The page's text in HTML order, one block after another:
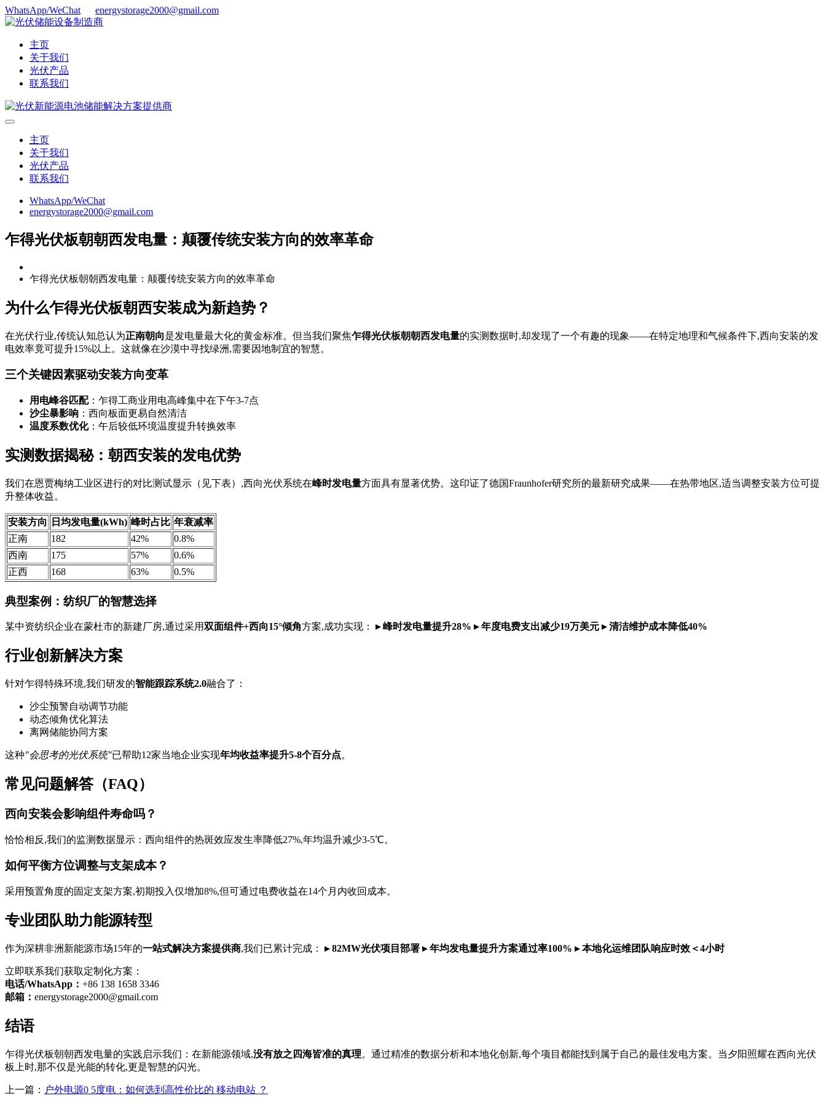
WhatsApp/WeChat energystorage2000@gmail.com
主页
关于我们
光伏产品
联系我们
主页
关于我们
光伏产品
联系我们
WhatsApp/WeChat
energystorage2000@gmail.com
乍得光伏板朝朝西发电量：颠覆传统安装方向的效率革命
乍得光伏板朝朝西发电量：颠覆传统安装方向的效率革命
为什么乍得光伏板朝西安装成为新趋势？
在光伏行业,传统认知总认为正南朝向是发电量最大化的黄金标准。但当我们聚焦乍得光伏板朝朝西发电量的实测数据时,却发现了一个有趣的现象——在特定地理和气候条件下,西向安装的发
电效率竟可提升15%以上。这就像在沙漠中寻找绿洲,需要因地制宜的智慧。
三个关键因素驱动安装方向变革
用电峰谷匹配：乍得工商业用电高峰集中在下午3-7点
沙尘暴影响 ：西向板面更易自然清洁
温度系数优化：午后较低环境温度提升转换效率
实测数据揭秘：朝西安装的发电优势
我们在恩贾梅纳工业区进行的对比测试显示（见下表）,西向光伏系统在峰时发电量方面具有显著优势。这印证了德国Fraunhofer研究所的最新研究成果——在热带地区,适当调整安装方位可提
升整体收益。
安装方向 日均发电量(kWh) 峰时占比 年衰减率
正南
182 42%
0.8%
西南
175 57%
0.6%
正西
168 63% 0.5%
典型案例：纺织厂的智慧选择
某中资纺织企业在蒙杜市的新建厂房,通过采用双面组件+西向15°倾角方案,成功实现： ▸ 峰时发电量提升28% ▸ 年度电费支出减少19万美元 ▸ 清洁维护成本降低40%
行业创新解决方案
针对乍得特殊环境,我们研发的智能跟踪系统2.0融合了：
沙尘预警自动调节功能
动态倾角优化算法
离网储能协同方案
这种"会思考的光伏系统"已帮助12家当地企业实现年均收益率提升5-8个百分点。
常见问题解答（FAQ）
西向安装会影响组件寿命吗？
恰恰相反,我们的监测数据显示：西向组件的热斑效应发生率降低27%,年均温升减少3-5℃。
如何平衡方位调整与支架成本？
采用预置角度的固定支架方案,初期投入仅增加8%,但可通过电费收益在14个月内收回成本。
专业团队助力能源转型
作为深耕非洲新能源市场15年的一站式解决方案提供商,我们已累计完成： ▸ 82MW光伏项目部署 ▸ 年均发电量提升方案通过率100% ▸ 本地化运维团队响应时效＜4小时
立即联系我们获取定制化方案：
电话/WhatsApp： +86 138 1658 3346
邮箱： energystorage2000@gmail.com
结语
乍得光伏板朝朝西发电量的实践启示我们：在新能源领域,没有放之四海皆准的真理。通过精准的数据分析和本地化创新,每个项目都能找到属于自己的最佳发电方案。当夕阳照耀在西向光伏
板上时,那不仅是光能的转化,更是智慧的闪光。
上一篇： 户外电源0 5度电：如何选到高性价比的 移动电站 ？